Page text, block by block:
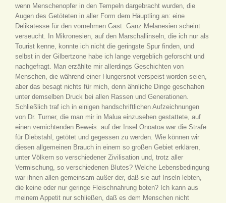
wenn Menschenopfer in den Tempeln dargebracht wurden, die
Augen des Getöteten in aller Form dem Häuptling an: eine
Delikatesse für den vornehmen Gast. Ganz Melanesien scheint
verseucht. In Mikronesien, auf den Marschallinseln, die ich nur als
Tourist kenne, konnte ich nicht die geringste Spur finden, und
selbst in der Gilbertzone habe ich lange vergeblich geforscht und
nachgefragt. Man erzählte mir allerdings Geschichten von
Menschen, die während einer Hungersnot verspeist worden seien,
aber das besagt nichts für mich, denn ähnliche Dinge geschahen
unter demselben Druck bei allen Rassen und Generationen.
Schließlich traf ich in einigen handschriftlichen Aufzeichnungen
von Dr. Turner, die man mir in Malua einzusehen gestattete, auf
einen vernichtenden Beweis: auf der Insel Onoatoa war die Strafe
für Diebstahl, getötet und gegessen zu werden. Wie können wir
diesen allgemeinen Brauch in einem so großen Gebiet erklären,
unter Völkern so verschiedener Zivilisation und, trotz aller
Vermischung, so verschiedenen Blutes? Welche Lebensbedingung
war ihnen allen gemeinsam außer der, daß sie auf Inseln lebten,
die keine oder nur geringe Fleischnahrung boten? Ich kann aus
meinem Appetit nur schließen, daß es dem Menschen nicht